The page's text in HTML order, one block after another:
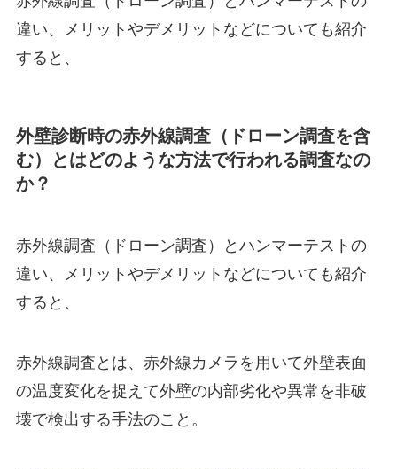
違い、メリットやデメリットなどについても紹介
すると、
外壁診断時の赤外線調査（ドローン調査を含
む）とはどのような方法で行われる調査なの
か？
赤外線調査（ドローン調査）とハンマーテストの
違い、メリットやデメリットなどについても紹介
すると、
赤外線調査とは、赤外線カメラを用いて外壁表面
の温度変化を捉えて外壁の内部劣化や異常を非破
壊で検出する手法のこと。